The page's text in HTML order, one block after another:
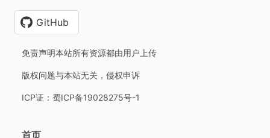
GitHub
免责声明本站所有资源都由用户上传
版权问题与本站无关，侵权申诉
ICP证：蜀ICP备19028275号-1
首页